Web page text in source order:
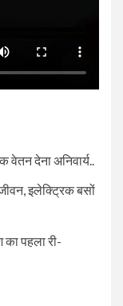
देना अनिवार्य..
इलेक्ट्रिक बसों
का पहला री-